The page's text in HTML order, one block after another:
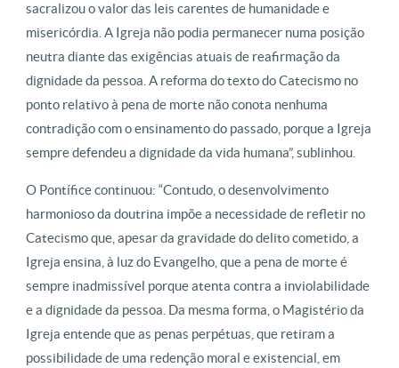
sacralizou o valor das leis carentes de humanidade e
misericórdia. A Igreja não podia permanecer numa posição
neutra diante das exigências atuais de reafirmação da
dignidade da pessoa. A reforma do texto do Catecismo no
ponto relativo à pena de morte não conota nenhuma
contradição com o ensinamento do passado, porque a Igreja
sempre defendeu a dignidade da vida humana”, sublinhou.
O Pontífice continuou: “Contudo, o desenvolvimento
harmonioso da doutrina impõe a necessidade de refletir no
Catecismo que, apesar da gravidade do delito cometido, a
Igreja ensina, à luz do Evangelho, que a pena de morte é
sempre inadmissível porque atenta contra a inviolabilidade
e a dignidade da pessoa. Da mesma forma, o Magistério da
Igreja entende que as penas perpétuas, que retiram a
possibilidade de uma redenção moral e existencial, em